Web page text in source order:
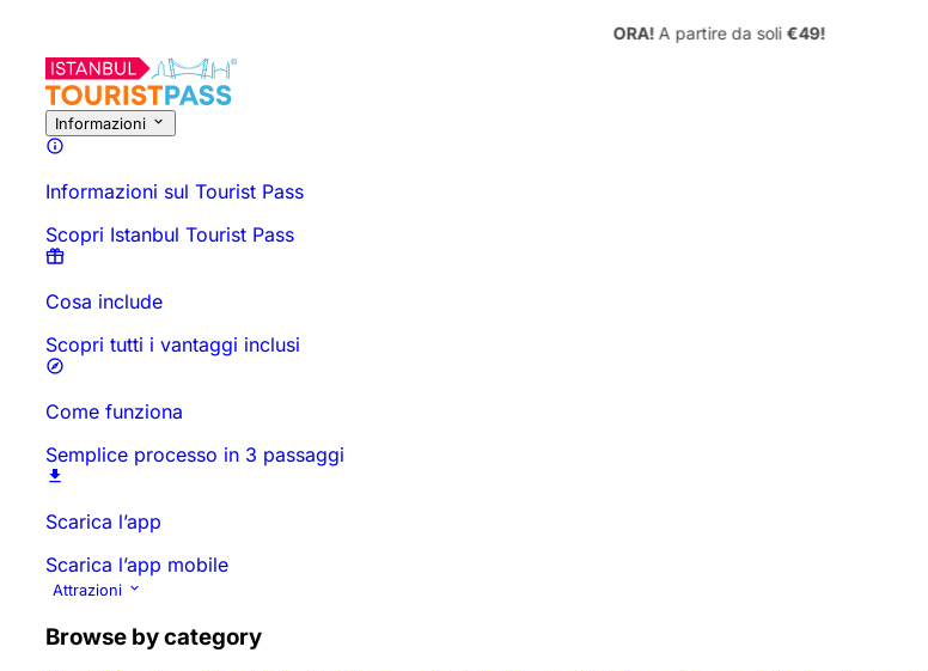
€49!
Informazioni
Informazioni sul Tourist Pass
Scopri Istanbul Tourist Pass
Cosa include
Scopri tutti i vantaggi inclusi
Come funziona
Semplice processo in 3 passaggi
Scarica l’app
Scarica l’app mobile
Attrazioni
Browse by category
Da Sapere Prima di Partire FAQ